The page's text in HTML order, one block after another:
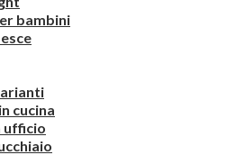
bambini
cucina
ufficio